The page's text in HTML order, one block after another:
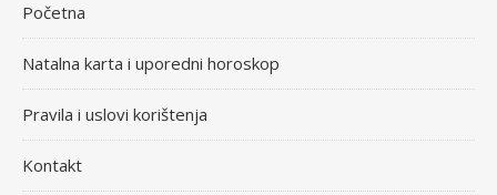
Početna
Natalna karta i uporedni horoskop
Pravila i uslovi korištenja
Kontakt